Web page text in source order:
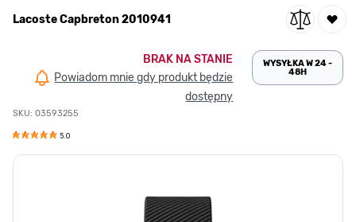
/ Lacoste Capbreton 2010941
Lacoste Capbreton 2010941
BRAK NA STANIE
Powiadom mnie gdy produkt będzie
dostępny
SKU: 03593255
5.0
WYSYŁKA W 24 -
48H